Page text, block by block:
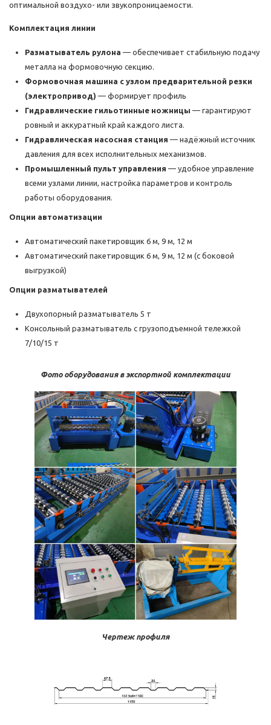
оптимальной воздухо- или звукопроницаемости.
Комплектация линии
Разматыватель рулона — обеспечивает стабильную подачу
металла на формовочную секцию.
Формовочная машина с узлом предварительной резки
(электропривод) — формирует профиль
Гидравлические гильотинные ножницы — гарантируют
ровный и аккуратный край каждого листа.
Гидравлическая насосная станция — надёжный источник
давления для всех исполнительных механизмов.
Промышленный пульт управления — удобное управление
всеми узлами линии, настройка параметров и контроль
работы оборудования.
Опции автоматизации
Автоматический пакетировщик 6 м, 9 м, 12 м
Автоматический пакетировщик 6 м, 9 м, 12 м (с боковой
выгрузкой)
Опции разматывателей
Двухопорный разматыватель 5 т
Консольный разматыватель с грузоподъемной тележкой
7/10/15 т
Фото оборудования в экспортной комплектации
Чертеж профиля